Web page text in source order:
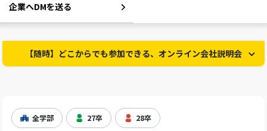
企業へDMを送る
【随時】どこからでも参加できる、オンライン会社説明会
全学部 27卒 28卒